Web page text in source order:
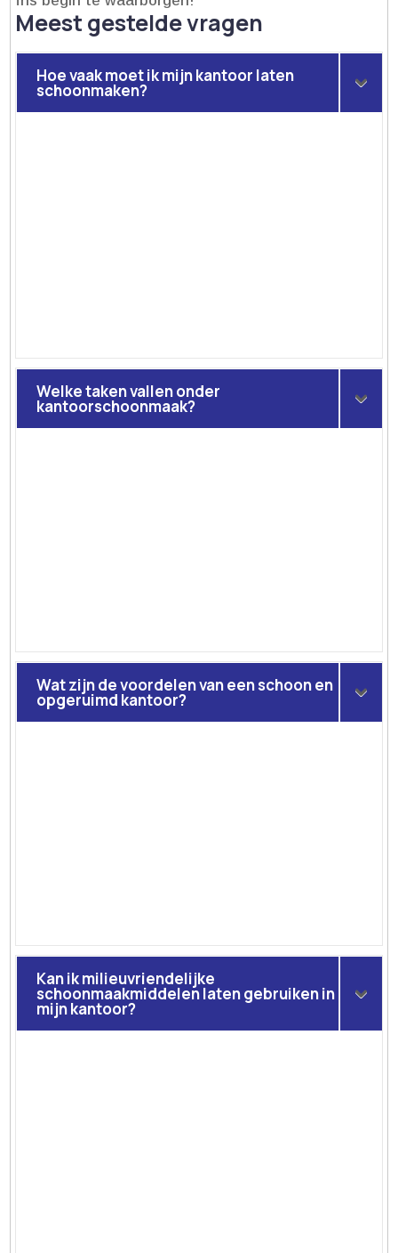
Meest gestelde vragen
Hoe vaak moet ik mijn kantoor laten
schoonmaken?
Welke taken vallen onder
kantoorschoonmaak?
Wat zijn de voordelen van een schoon en
opgeruimd kantoor?
Kan ik milieuvriendelijke
schoonmaakmiddelen laten gebruiken in
mijn kantoor?